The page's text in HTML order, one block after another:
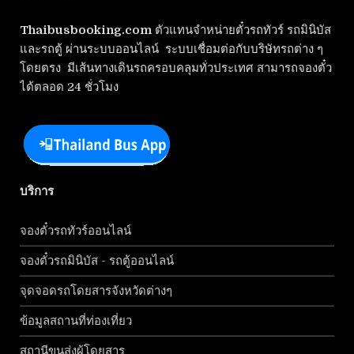
Thaibusbooking.com ตัวแทนจำหน่ายตั๋วรถทัวร์ รถมินิบัส
และรถตู้ ผ่านระบบออนไลน์ ระบบเชื่อมต่อกับบริษัทรถต่าง ๆ
โดยตรง มีเส้นทางเดินรถครอบคลุมทั่วประเทศ สามารถจองตั๋ว
ได้ตลอด 24 ชั่วโมง
บริการ
จองตั๋วรถทัวร์ออนไลน์
จองตั๋วรถมินิบัส - รถตู้ออนไลน์
จุดจอดรถโดยสารจังหวัดต่างๆ
ข้อมูลสถานที่ท่องเที่ยว
สถานีขนส่งผู้โดยสาร